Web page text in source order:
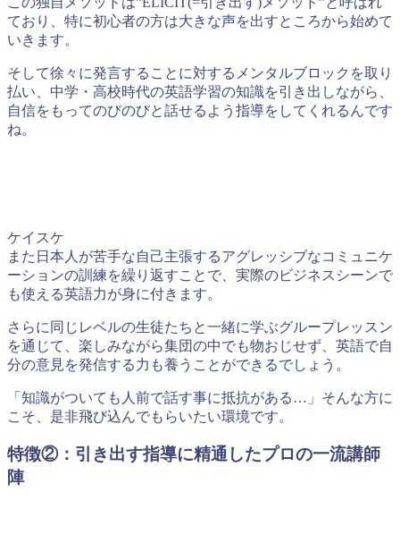
ており、特に初心者の方は大きな声を出すところから始めて
いきます。
そして徐々に発言することに対するメンタルブロックを取り
払い、中学・高校時代の英語学習の知識を引き出しながら、
自信をもってのびのびと話せるよう指導をしてくれるんです
ね。
ケイスケ
また日本人が苦手な自己主張するアグレッシブなコミュニケ
ーションの訓練を繰り返すことで、実際のビジネスシーンで
も使える英語力が身に付きます。
さらに同じレベルの生徒たちと一緒に学ぶグループレッスン
を通じて、楽しみながら集団の中でも物おじせず、英語で自
分の意見を発信する力も養うことができるでしょう。
「知識がついても人前で話す事に抵抗がある…」そんな方に
こそ、是非飛び込んでもらいたい環境です。
特徴②：引き出す指導に精通したプロの一流講師
陣